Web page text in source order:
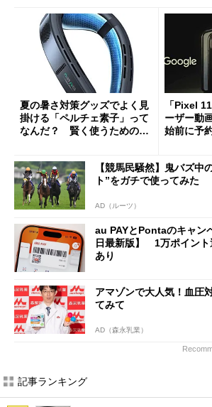
夏の暑さ対策グッズでよく見
掛ける「ペルチェ素子」って
なんだ？ 賢く使うための注
「Pixel
ーザー動
始前に予
【競馬民騒然】鬼バズ中
ト”をガチで使ってみた
AD（ルーツ）
au PAYとPontaのキャン
日最新版】 1万ポイント
あり
アマゾンで大人気！血圧
てみて
AD（森永乳業）
記事ランキング